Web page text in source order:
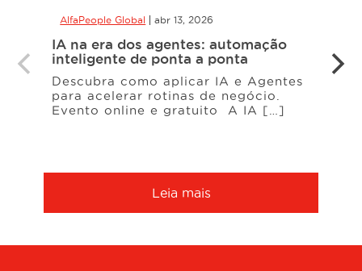
AlfaPeople Global abr 13, 2026
IA na era dos agentes: automação
inteligente de ponta a ponta
Descubra como aplicar IA e Agentes
para acelerar rotinas de negócio.
Evento online e gratuito A IA […]
Leia mais